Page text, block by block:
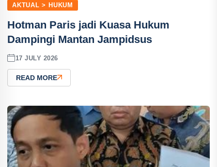
AKTUAL > HUKUM
Hotman Paris jadi Kuasa Hukum
Dampingi Mantan Jampidsus
17 JULY 2026
READ MORE